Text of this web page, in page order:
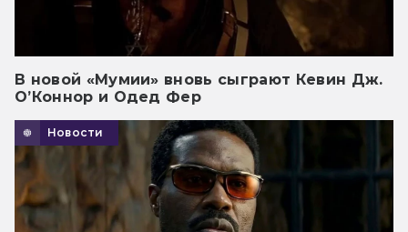
В новой «Мумии» вновь сыграют Кевин Дж.
О’Коннор и Одед Фер
Новости